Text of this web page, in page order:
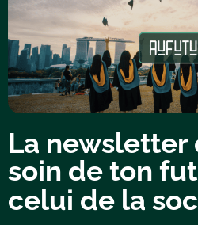
La newsletter
soin de ton
celui de la